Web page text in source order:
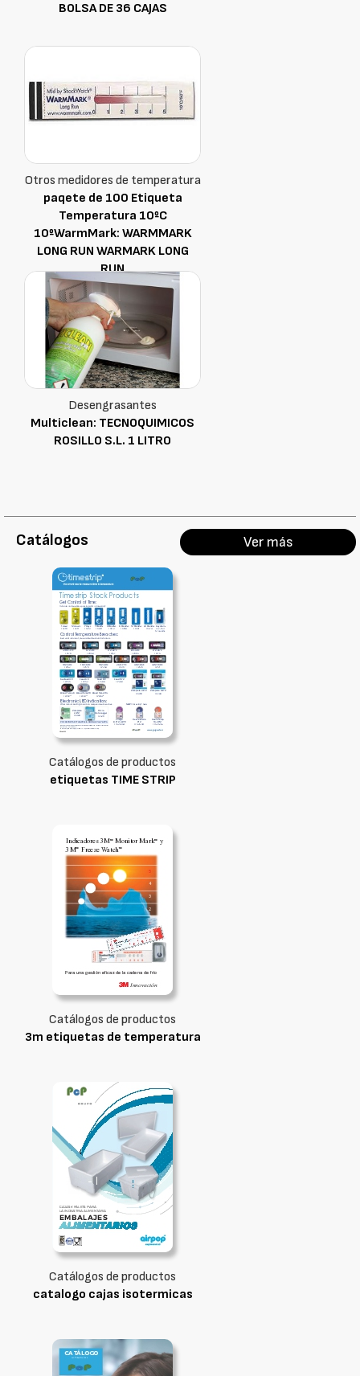
BOLSA DE 36 CAJAS
Otros medidores de temperatura
paqete de 100 Etiqueta
Temperatura 10ºC
10ºWarmMark: WARMMARK
LONG RUN WARMARK LONG
RUN
Desengrasantes
Multiclean: TECNOQUIMICOS
ROSILLO S.L. 1 LITRO
Catálogos Ver más
Catálogos de productos
etiquetas TIME STRIP
Catálogos de productos
3m etiquetas de temperatura
Catálogos de productos
catalogo cajas isotermicas